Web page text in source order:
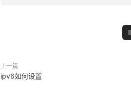
上一篇
ipv6如何设置